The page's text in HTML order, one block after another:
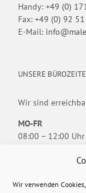
Wir verwenden
Handy: +49 (0)
Fax: +49 (0) 92
E-Mail:
UNSERE
Wir sind
MO-FR
08:00 – 12:00 Uhr